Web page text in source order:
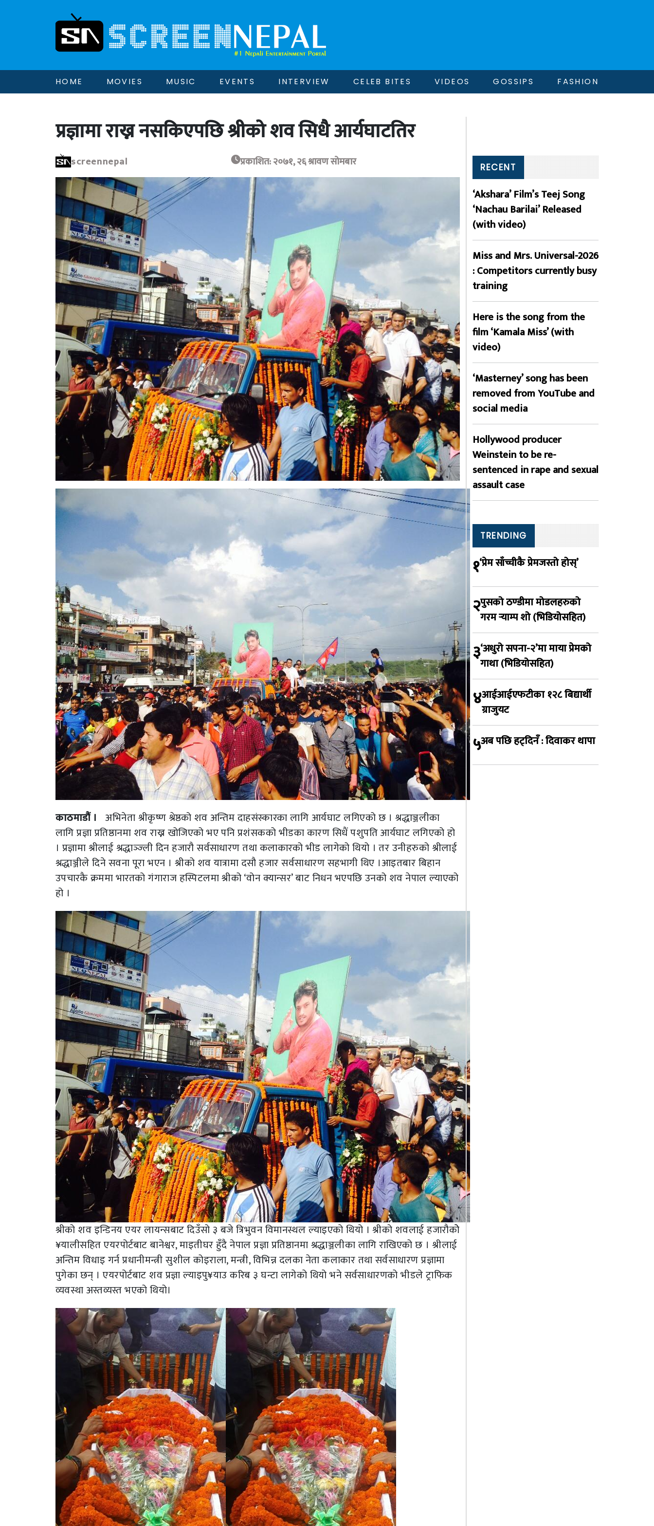
HOME MOVIES MUSIC EVENTS INTERVIEW CELEB BITES VIDEOS GOSSIPS FASHION
प्रज्ञामा राख्न नसकिएपछि श्रीको शव सिधै आर्यघाटतिर
screennepal प्रकाशित: २०७१, २६ श्रावण सोमबार
काठमाडौं । अभिनेता श्रीकृष्ण श्रेष्ठको शव अन्तिम दाहसंस्कारका लागि आर्यघाट लगिएको छ । श्रद्धाञ्जलीका
लागि प्रज्ञा प्रतिष्ठानमा शव राख्न खोजिएको भए पनि प्रशंसकको भीडका कारण सिधैं पशुपति आर्यघाट लगिएको हो
। प्रज्ञामा श्रीलाई श्रद्धाञ्ज्ली दिन हजारौ सर्वसाधारण तथा कलाकारको भीड लागेको थियो । तर उनीहरुको श्रीलाई
श्रद्धाञ्जीले दिने सवना पूरा भएन । श्रीको शव यात्रामा दसौ हजार सर्वसाधारण सहभागी थिए ।आइतबार बिहान
उपचारकै क्रममा भारतको गंगाराज हस्पिटलमा श्रीको ‘वोन क्यान्सर’ बाट निधन भएपछि उनको शव नेपाल ल्याएको
हो ।
श्रीको शव इन्डिनय एयर लायन्सबाट दिउँसो ३ बजे त्रिभुवन विमानस्थल ल्याइएको थियो । श्रीको शवलाई हजारौकोे
¥यालीसहित एयरपोर्टबाट बानेश्वर, माइतीघर हुँदै नेपाल प्रज्ञा प्रतिष्ठानमा श्रद्धाञ्जलीका लागि राखिएको छ । श्रीलाई
अन्तिम विधाइ गर्न प्रधानीमन्त्री सुशील कोइराला, मन्त्री, विभिन्न दलका नेता कलाकार तथा सर्वसाधारण प्रज्ञामा
पुगेका छन् । एयरपोर्टबाट शव प्रज्ञा ल्याइपु¥याउ करिब ३ घन्टा लागेको थियो भने सर्वसाधारणको भीडले ट्राफिक
व्यवस्था अस्तव्यस्त भएको थियो।
RECENT
‘Akshara’ Film’s Teej Song
‘Nachau Barilai’ Released
(with video)
Miss and Mrs. Universal-2026
: Competitors currently busy
training
Here is the song from the
film ‘Kamala Miss’ (with
video)
‘Masterney’ song has been
removed from YouTube and
social media
Hollywood producer
Weinstein to be re-
sentenced in rape and sexual
assault case
TRENDING
१‘प्रेम साँच्चीकै प्रेमजस्तो होस्’
२पुसको ठण्डीमा मोडलहरुको
गरम र्‍याम्प शो (भिडियोसहित)
३‘अधुरो सपना-२’मा माया प्रेमको
गाथा (भिडियोसहित)
४आईआईएफटीका १२८ बिद्यार्थी
ग्राजुयट
५अब पछि हट्दिनँ : दिवाकर थापा